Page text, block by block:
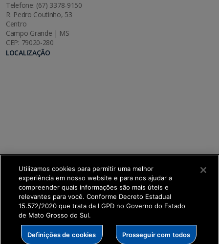
Telefone: (67) 3378-9150
R. Pedro Coutinho, 53
Centro
Campo Grande | MS
CEP: 79020-280
LOCALIZAÇÃO
SETDIG | Secretaria-Executiva de Transformação
Digital
Utilizamos cookies para permitir uma melhor
experiência em nosso website e para nos ajudar a
compreender quais informações são mais úteis e
relevantes para você. Conforme Decreto Estadual
15.572/2020 que trata da LGPD no Governo do Estado
de Mato Grosso do Sul.
Definições de cookies Prosseguir com todos